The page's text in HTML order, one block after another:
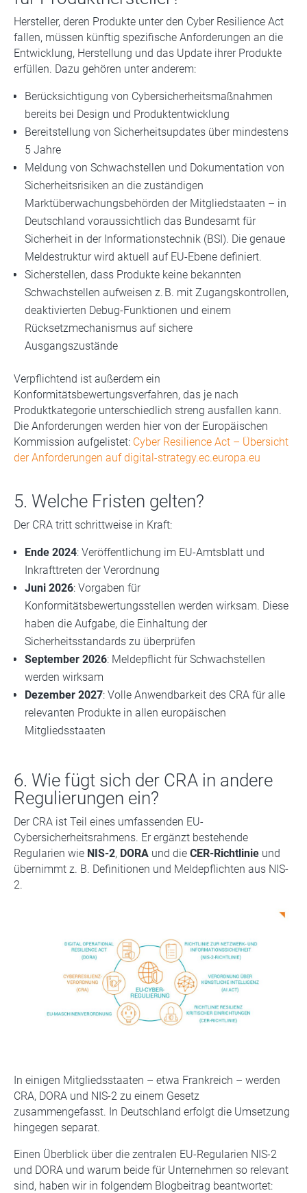
Hersteller, deren Produkte unter den Cyber Resilience Act
fallen, müssen künftig spezifische Anforderungen an die
Entwicklung, Herstellung und das Update ihrer Produkte
erfüllen. Dazu gehören unter anderem:
Berücksichtigung von Cybersicherheitsmaßnahmen
bereits bei Design und Produktentwicklung
Bereitstellung von Sicherheitsupdates über mindestens
5 Jahre
Meldung von Schwachstellen und Dokumentation von
Sicherheitsrisiken an die zuständigen
Marktüberwachungsbehörden der Mitgliedstaaten – in
Deutschland voraussichtlich das Bundesamt für
Sicherheit in der Informationstechnik (BSI). Die genaue
Meldestruktur wird aktuell auf EU-Ebene definiert.
Sicherstellen, dass Produkte keine bekannten
Schwachstellen aufweisen z. B. mit Zugangskontrollen,
deaktivierten Debug-Funktionen und einem
Rücksetzmechanismus auf sichere
Ausgangszustände
Verpflichtend ist außerdem ein
Konformitätsbewertungsverfahren, das je nach
Produktkategorie unterschiedlich streng ausfallen kann.
Die Anforderungen werden hier von der Europäischen
Kommission aufgelistet: Cyber Resilience Act – Übersicht
der Anforderungen auf digital-strategy.ec.europa.eu
5. Welche Fristen gelten?
Der CRA tritt schrittweise in Kraft:
Ende 2024: Veröffentlichung im EU-Amtsblatt und
Inkrafttreten der Verordnung
Juni 2026: Vorgaben für
Konformitätsbewertungsstellen werden wirksam. Diese
haben die Aufgabe, die Einhaltung der
Sicherheitsstandards zu überprüfen
September 2026: Meldepflicht für Schwachstellen
werden wirksam
Dezember 2027: Volle Anwendbarkeit des CRA für alle
relevanten Produkte in allen europäischen
Mitgliedsstaaten
6. Wie fügt sich der CRA in andere
Regulierungen ein?
Der CRA ist Teil eines umfassenden EU-
Cybersicherheitsrahmens. Er ergänzt bestehende
Regularien wie NIS-2, DORA und die CER-Richtlinie und
übernimmt z. B. Definitionen und Meldepflichten aus NIS-
2.
In einigen Mitgliedsstaaten – etwa Frankreich – werden
CRA, DORA und NIS-2 zu einem Gesetz
zusammengefasst. In Deutschland erfolgt die Umsetzung
hingegen separat.
Einen Überblick über die zentralen EU-Regularien NIS-2
und DORA und warum beide für Unternehmen so relevant
sind, haben wir in folgendem Blogbeitrag beantwortet: